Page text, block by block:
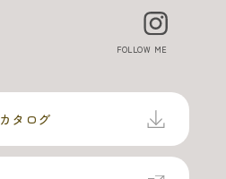
FOLLOW ME
カタログ